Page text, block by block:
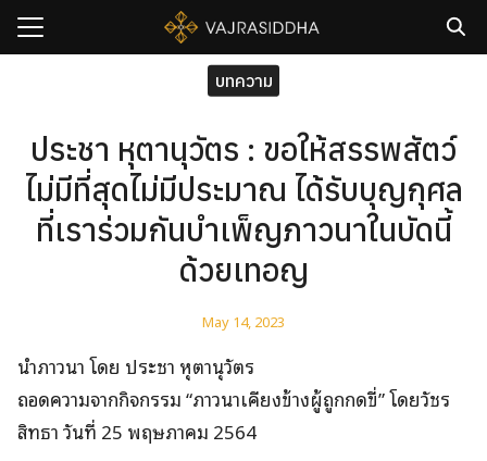
Skip
เรา
ชรปัญญา
บทความ
ประชา หุตานุวัตร : ขอให้สรรพสัตว์
ไม่มีที่สุดไม่มีประมาณ ได้รับบุญกุศล
ที่เราร่วมกันบำเพ็ญภาวนาในบัดนี้
ด้วยเทอญ
May 14, 2023
นำภาวนา โดย ประชา หุตานุวัตร
ถอดความจากกิจกรรม “ภาวนาเคียงข้างผู้ถูกกดขี่” โดยวัชร
สิทธา วันที่ 25 พฤษภาคม 2564